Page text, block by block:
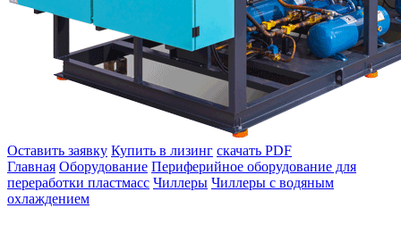
Оставить заявку Купить в лизинг скачать PDF
Главная Оборудование Периферийное оборудование для
переработки пластмасс Чиллеры Чиллеры с водяным
охлаждением